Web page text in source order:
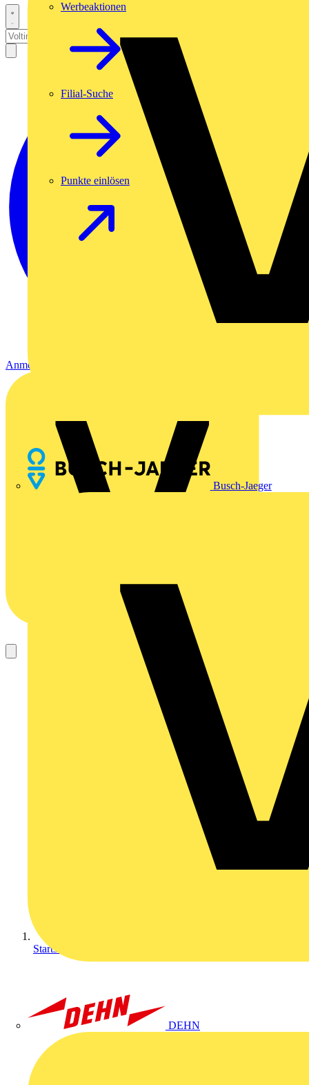
Busch-Jaeger
DEHN
Werbeaktionen
Filial-Suche
Punkte einlösen
Anmelden
Startseite